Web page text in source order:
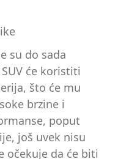
su do sada
će koristiti
što će mu
brzine i
poput
još uvek nisu
očekuje da će biti